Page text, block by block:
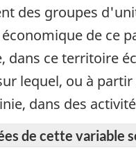
des groupes
de ce
dans ce territoire
lequel, ou à
dans des
de cette variable